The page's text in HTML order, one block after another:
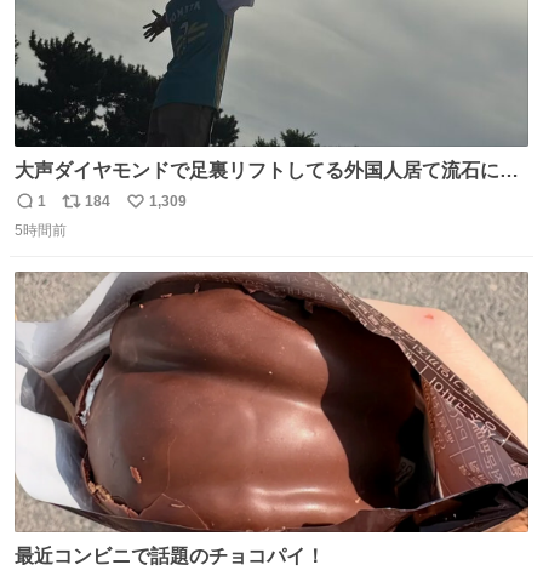
大声ダイヤモンドで足裏リフトしてる外国人居て流石に時
代はAKB48ですかと…
返
信
1
リ
ポ
ト
数
184
い
数
1,309
5時間前
最近コンビニで話題のチョコパイ！